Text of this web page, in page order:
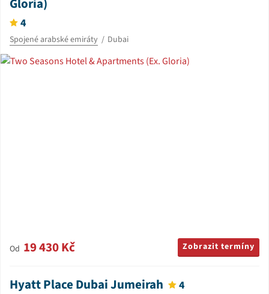
Gloria)
4
Spojené arabské emiráty Dubai
Od 19 430 Kč Zobrazit termíny
Hyatt Place Dubai Jumeirah 4